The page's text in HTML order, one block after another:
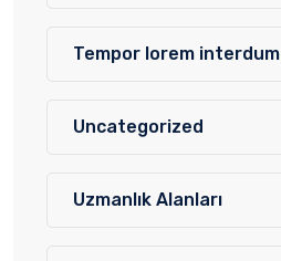
Tempor lorem interdum
Uncategorized
Uzmanlık Alanları